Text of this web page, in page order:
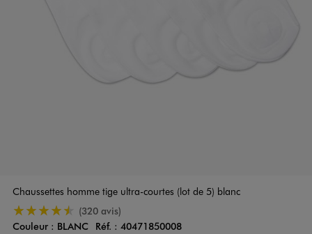
Chaussettes homme tige ultra-courtes (lot de 5) blanc
4.5/5 de moyenne
(320 avis)
Couleur
Couleur : BLANC Réf. : 40471850008